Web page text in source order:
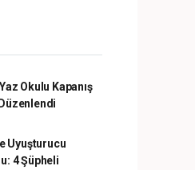
Okulu Kapanış
Uyuşturucu
4 Şüpheli